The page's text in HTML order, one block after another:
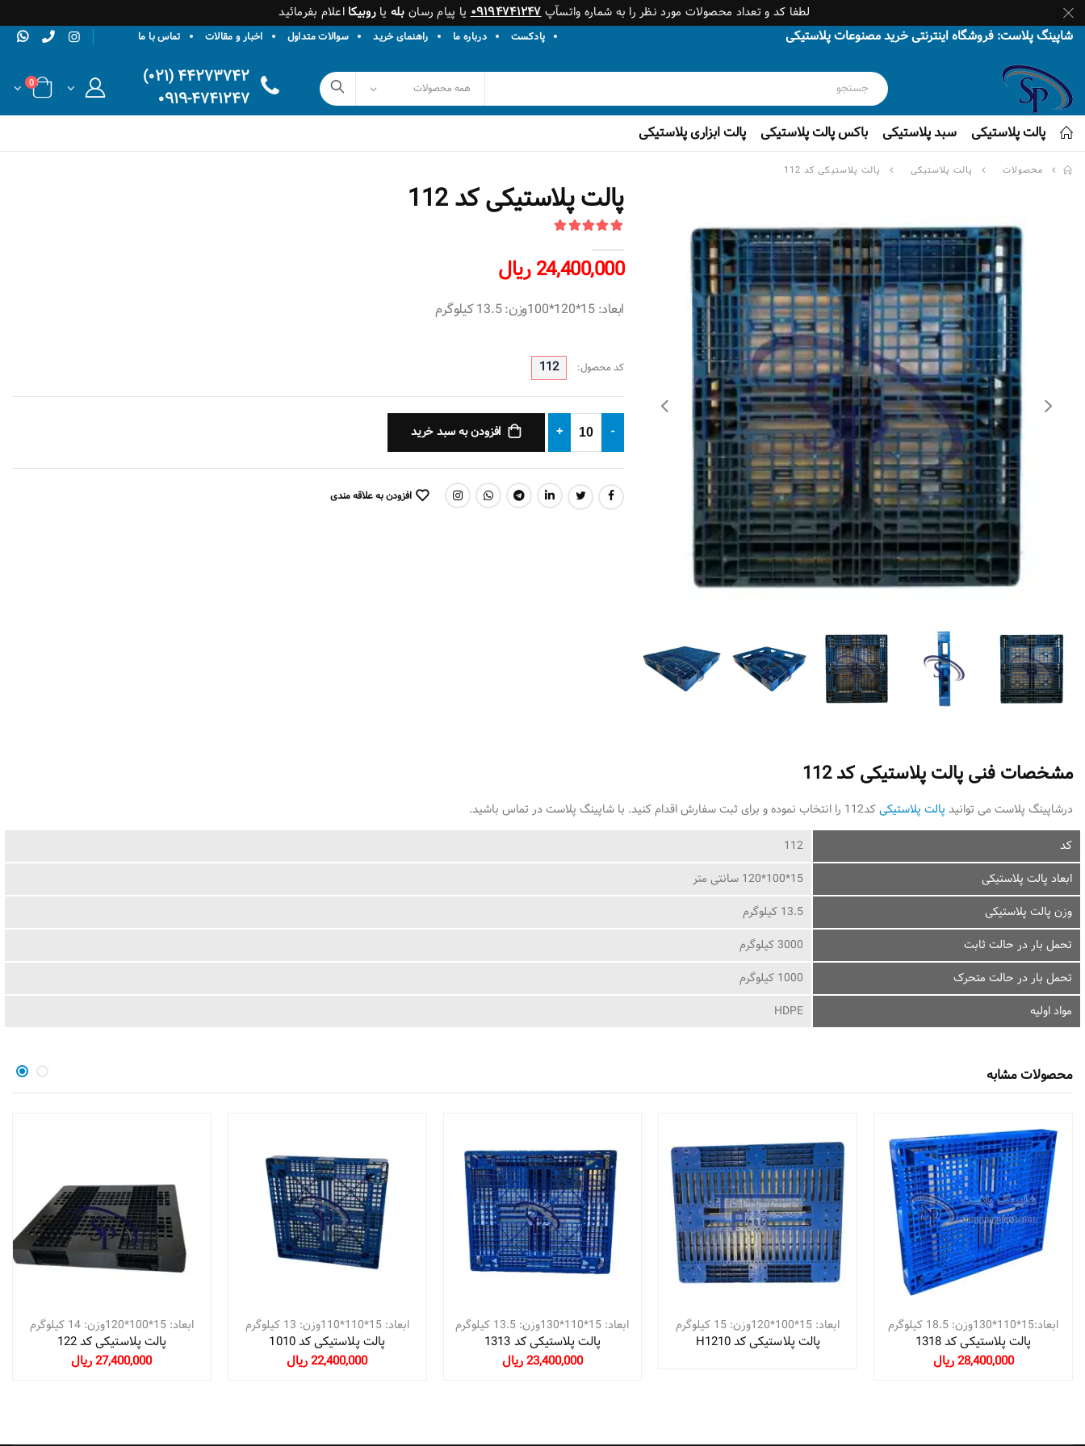
لطفا کد و تعداد محصولات مورد نظر را به شماره واتسآپ۰۹۱۹۴۷۴۱۲۴۷یا پیام رسان بله یاروبیکا اعلام بفرمائید
شاپینگ پلاست: فروشگاه اینترنتی خرید مصنوعات پلاستیکی پادکست درباره ما راهنمای خرید سوالات متداول اخبار و مقالات تماس با ما
۴۴۲۷۳۷۴۲ (۰۲۱)
۰۹۱۹-۴۷۴۱۲۴۷
0
پالت پلاستیکی سبد پلاستیکی باکس پالت پلاستیکی پالت ابزاری پلاستیکی
محصولات پالت پلاستیکی پالت پلاستیکی کد 112
پالت پلاستیکی کد 112
24,400,000 ریال
ابعاد: 15*120*100وزن: 13.5 کیلوگرم
کد محصول: 112
-
+ افزودن به سبد خرید
اشتراک گذاری: افزودن به علاقه مندی
مشخصات فنی پالت پلاستیکی کد 112
درشاپینگ پلاست می توانید پالت پلاستیکیکد112 را انتخاب نموده و برای ثبت سفارش اقدام کنید. با شاپینگ پلاست در تماس باشید.
کد
112
ابعاد پالت پلاستیکی
15*100*120 سانتی متر
وزن پالت پلاستیکی
13.5 کیلوگرم
تحمل بار در حالت ثابت
3000 کیلوگرم
تحمل بار در حالت متحرک
1000 کیلوگرم
مواد اولیه
HDPE
محصولات مشابه
ابعاد: 15*100*120وزن: 14 کیلوگرم
پالت پلاستیکی کد 122
27,400,000 ریال
ابعاد: 15*110*110وزن: 13 کیلوگرم
پالت پلاستیکی کد 1010
22,400,000 ریال
ابعاد: 15*110*130وزن: 13.5 کیلوگرم
پالت پلاستیکی کد 1313
23,400,000 ریال
ابعاد: 15*100*120وزن: 15 کیلوگرم
پالت پلاستیکی کد H1210
ابعاد:15*110*130وزن: 18.5 کیلوگرم
پالت پلاستیکی کد 1318
28,400,000 ریال